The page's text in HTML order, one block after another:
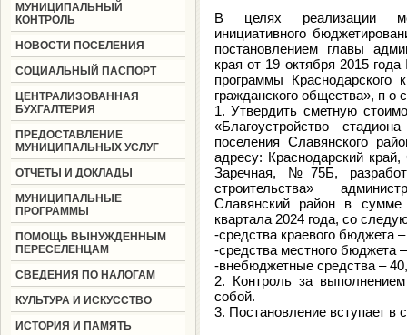
МУНИЦИПАЛЬНЫЙ
КОНТРОЛЬ
НОВОСТИ ПОСЕЛЕНИЯ
СОЦИАЛЬНЫЙ ПАСПОРТ
ЦЕНТРАЛИЗОВАННАЯ
БУХГАЛТЕРИЯ
ПРЕДОСТАВЛЕНИЕ
МУНИЦИПАЛЬНЫХ УСЛУГ
ОТЧЕТЫ И ДОКЛАДЫ
МУНИЦИПАЛЬНЫЕ
ПРОГРАММЫ
ПОМОЩЬ ВЫНУЖДЕННЫМ
ПЕРЕСЕЛЕНЦАМ
СВЕДЕНИЯ ПО НАЛОГАМ
КУЛЬТУРА И ИСКУССТВО
ИСТОРИЯ И ПАМЯТЬ
В целях реализации
инициативного
постановлением главы
края от 19 октября 2015
программы Краснодарского
гражданского общества», п о
1. Утвердить сметную
«Благоустройство
поселения Славянского
адресу: Краснодарский
Заречная, №75Б,
строительства»
Славянский район в
квартала 2024 года, со
-средства краевого бюджета
-средства местного бюджета
-внебюджетные средства –
2. Контроль за
собой.
3. Постановление вступает в